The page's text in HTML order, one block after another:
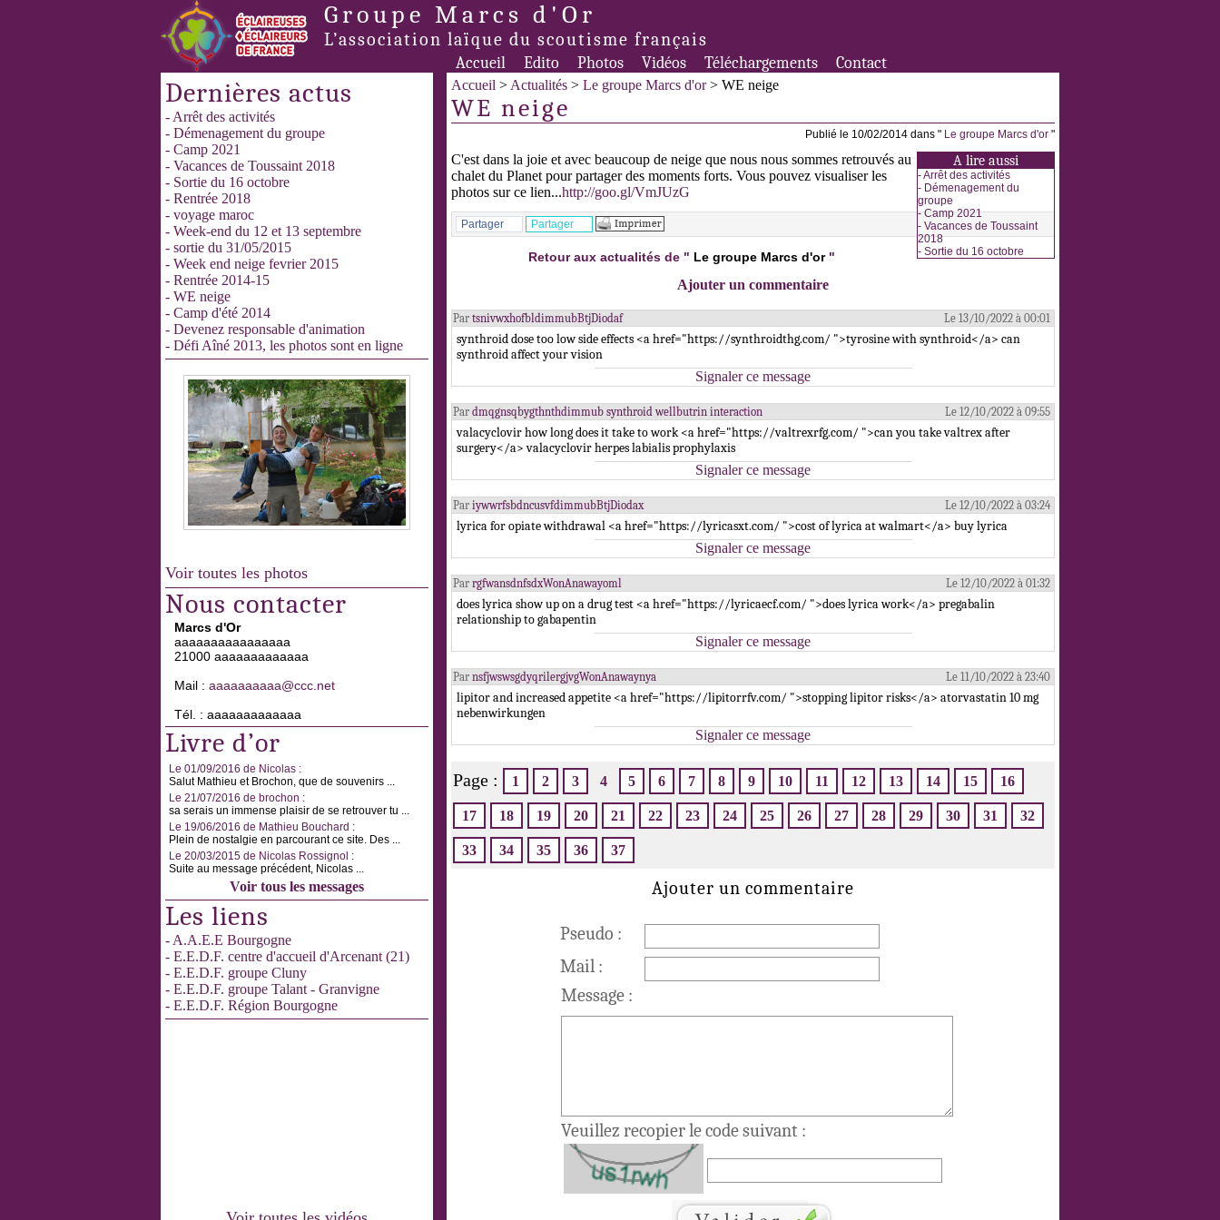
Groupe Marcs d'Or
L’association laïque du scoutisme français
Accueil Edito Photos Vidéos Téléchargements Contact
Dernières actus
- Arrêt des activités
- Démenagement du groupe
- Camp 2021
- Vacances de Toussaint 2018
- Sortie du 16 octobre
- Rentrée 2018
- voyage maroc
- Week-end du 12 et 13 septembre
- sortie du 31/05/2015
- Week end neige fevrier 2015
- Rentrée 2014-15
- WE neige
- Camp d'été 2014
- Devenez responsable d'animation
- Défi Aîné 2013, les photos sont en ligne
Voir toutes les photos
Nous contacter
Marcs d'Or
aaaaaaaaaaaaaaaa
21000 aaaaaaaaaaaaa
Mail : aaaaaaaaaa@ccc.net
Tél. : aaaaaaaaaaaaa
Livre d’or
Le 01/09/2016 de Nicolas :
Salut Mathieu et Brochon, que de souvenirs ...
Le 21/07/2016 de brochon :
sa serais un immense plaisir de se retrouver tu ...
Le 19/06/2016 de Mathieu Bouchard :
Plein de nostalgie en parcourant ce site. Des ...
Le 20/03/2015 de Nicolas Rossignol :
Suite au message précédent, Nicolas ...
Voir tous les messages
Les liens
- A.A.E.E Bourgogne
- E.E.D.F. centre d'accueil d'Arcenant (21)
- E.E.D.F. groupe Cluny
- E.E.D.F. groupe Talant - Granvigne
- E.E.D.F. Région Bourgogne
Accueil > Actualités > Le groupe Marcs d'or> WE neige
WE neige
Publié le 10/02/2014 dans " Le groupe Marcs d'or "
A lire aussi
-Arrêt des activités
- Démenagement du
groupe
-Camp 2021
- Vacances de Toussaint
2018
- Sortie du 16 octobre
C'est dans la joie et avec beaucoup de neige que nous nous sommes retrouvés au
chalet du Planet pour partager des moments forts. Vous pouvez visualiser les
photos sur ce lien...http://goo.gl/VmJUzG
Partager Partager
Retour aux actualités de " Le groupe Marcs d'or"
Ajouter un commentaire
Par tsnivwxhofbldimmubBtjDiodaf Le 13/10/2022 à 00:01
synthroid dose too low side effects <a href="https://synthroidthg.com/ ">tyrosine with synthroid</a> can
synthroid affect your vision
Signaler ce message
Par dmqgnsqbygthnthdimmub synthroid wellbutrin interaction Le 12/10/2022 à 09:55
valacyclovir how long does it take to work <a href="https://valtrexrfg.com/ ">can you take valtrex after
surgery</a> valacyclovir herpes labialis prophylaxis
Signaler ce message
Par iywwrfsbdncusvfdimmubBtjDiodax Le 12/10/2022 à 03:24
lyrica for opiate withdrawal <a href="https://lyricasxt.com/ ">cost of lyrica at walmart</a> buy lyrica
Signaler ce message
Par rgfwansdnfsdxWonAnawayoml Le 12/10/2022 à 01:32
does lyrica show up on a drug test <a href="https://lyricaecf.com/ ">does lyrica work</a> pregabalin
relationship to gabapentin
Signaler ce message
Par nsfjwswsgdyqrilergjvgWonAnawaynya Le 11/10/2022 à 23:40
lipitor and increased appetite <a href="https://lipitorrfv.com/ ">stopping lipitor risks</a> atorvastatin 10 mg
nebenwirkungen
Signaler ce message
Page : 1 2 3 4 5 6 7 8 9 10 11 12 13 14 15 16
17 18 19 20 21 22 23 24 25 26 27 28 29 30 31 32
33 34 35 36 37
Ajouter un commentaire
Pseudo :
Mail :
Message :
Veuillez recopier le code suivant :